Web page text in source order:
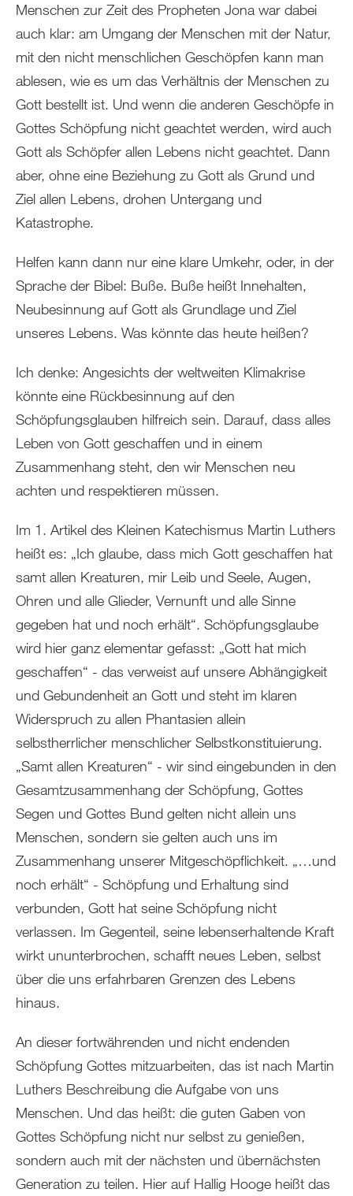
Menschen zur Zeit des Propheten Jona war dabei
auch klar: am Umgang der Menschen mit der Natur,
mit den nicht menschlichen Geschöpfen kann man
ablesen, wie es um das Verhältnis der Menschen zu
Gott bestellt ist. Und wenn die anderen Geschöpfe in
Gottes Schöpfung nicht geachtet werden, wird auch
Gott als Schöpfer allen Lebens nicht geachtet. Dann
aber, ohne eine Beziehung zu Gott als Grund und
Ziel allen Lebens, drohen Untergang und
Katastrophe.
Helfen kann dann nur eine klare Umkehr, oder, in der
Sprache der Bibel: Buße. Buße heißt Innehalten,
Neubesinnung auf Gott als Grundlage und Ziel
unseres Lebens. Was könnte das heute heißen?
Ich denke: Angesichts der weltweiten Klimakrise
könnte eine Rückbesinnung auf den
Schöpfungsglauben hilfreich sein. Darauf, dass alles
Leben von Gott geschaffen und in einem
Zusammenhang steht, den wir Menschen neu
achten und respektieren müssen.
Im 1. Artikel des Kleinen Katechismus Martin Luthers
heißt es: „Ich glaube, dass mich Gott geschaffen hat
samt allen Kreaturen, mir Leib und Seele, Augen,
Ohren und alle Glieder, Vernunft und alle Sinne
gegeben hat und noch erhält“. Schöpfungsglaube
wird hier ganz elementar gefasst: „Gott hat mich
geschaffen“ - das verweist auf unsere Abhängigkeit
und Gebundenheit an Gott und steht im klaren
Widerspruch zu allen Phantasien allein
selbstherrlicher menschlicher Selbstkonstituierung.
„Samt allen Kreaturen“ - wir sind eingebunden in den
Gesamtzusammenhang der Schöpfung, Gottes
Segen und Gottes Bund gelten nicht allein uns
Menschen, sondern sie gelten auch uns im
Zusammenhang unserer Mitgeschöpflichkeit. „…und
noch erhält“ - Schöpfung und Erhaltung sind
verbunden, Gott hat seine Schöpfung nicht
verlassen. Im Gegenteil, seine lebenserhaltende Kraft
wirkt ununterbrochen, schafft neues Leben, selbst
über die uns erfahrbaren Grenzen des Lebens
hinaus.
An dieser fortwährenden und nicht endenden
Schöpfung Gottes mitzuarbeiten, das ist nach Martin
Luthers Beschreibung die Aufgabe von uns
Menschen. Und das heißt: die guten Gaben von
Gottes Schöpfung nicht nur selbst zu genießen,
sondern auch mit der nächsten und übernächsten
Generation zu teilen. Hier auf Hallig Hooge heißt das